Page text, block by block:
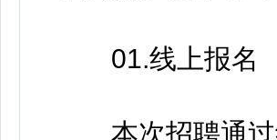
01.线上报名
本次招聘通过